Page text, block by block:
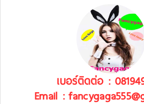
เบอร์ติดต่อ :
Email :